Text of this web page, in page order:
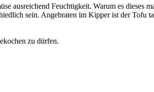
ausreichend Feuchtigkeit. Warum es
sein. Angebraten im Kipper ist der
zu dürfen.